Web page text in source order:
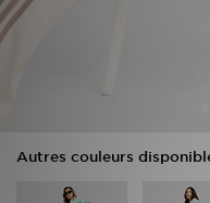
Autres couleurs